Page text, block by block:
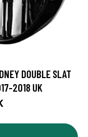
DOUBLE SLAT
2018 UK